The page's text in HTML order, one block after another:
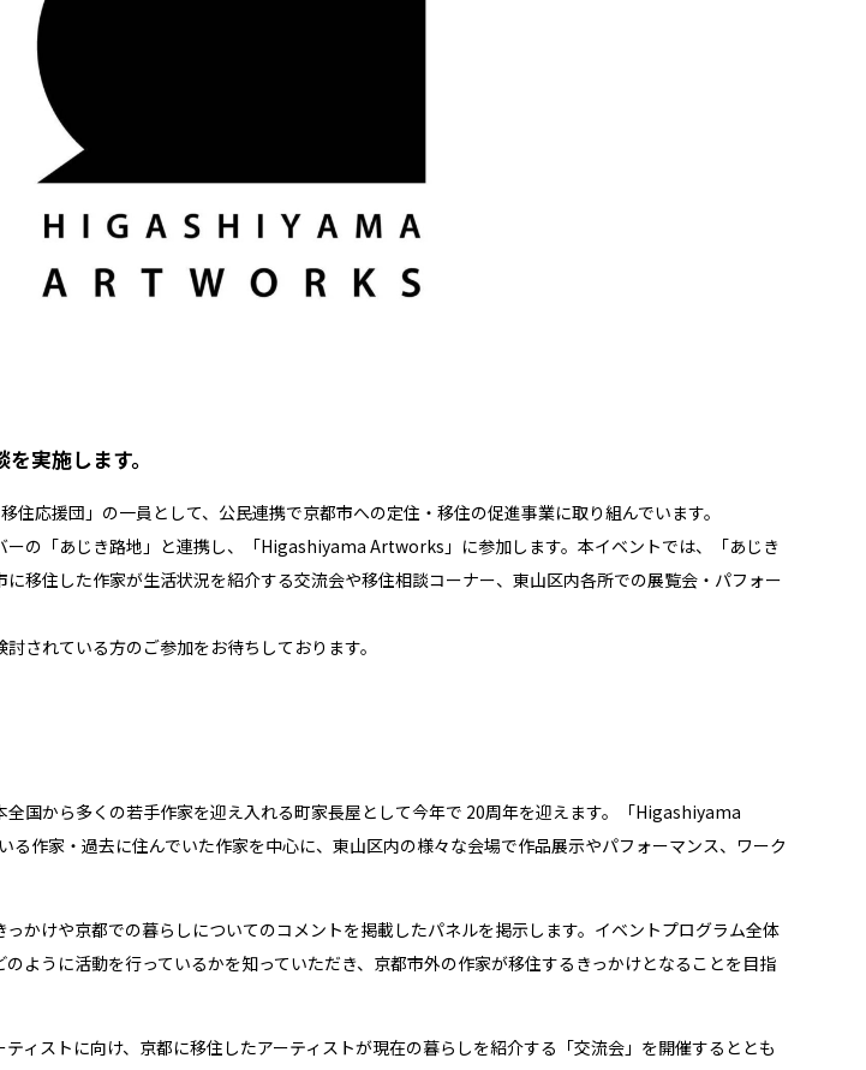
実施します。
住応援団」の一員として、公民連携で京都市への定住・移住の促進事業に取り組んでいます。
ーの「あじき路地」と連携し、「Higashiyama Artworks」に参加します。本イベントでは、「あじき
移住した作家が生活状況を紹介する交流会や移住相談コーナー、東山区内各所での展覧会・パフォー
されている方のご参加をお待ちしております。
国から多くの若手作家を迎え入れる町家長屋として今年で 20周年を迎えます。「Higashiyama
作家・過去に住んでいた作家を中心に、東山区内の様々な会場で作品展示やパフォーマンス、ワーク
かけや京都での暮らしについてのコメントを掲載したパネルを掲示します。イベントプログラム全体
ように活動を行っているかを知っていただき、京都市外の作家が移住するきっかけとなることを目指
ィストに向け、京都に移住したアーティストが現在の暮らしを紹介する「交流会」を開催するととも